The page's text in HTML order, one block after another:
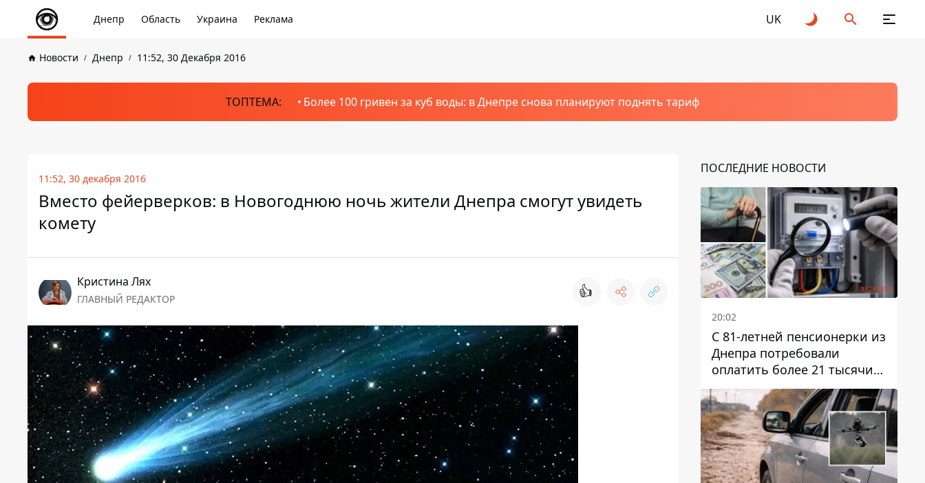
Днепр Область Украина Реклама UK
Новости Днепр 11:52, 30 Декабря 2016
ТОПТЕМА: Более 100 гривен за куб воды: в Днепре снова планируют поднять тариф
11:52, 30 декабря 2016
Вместо фейерверков: в Новогоднюю ночь жители Днепра смогут увидеть
комету
Кристина Лях
ГЛАВНЫЙ РЕДАКТОР 👍
ПОСЛЕДНИЕ НОВОСТИ
20:02
С 81-летней пенсионерки из
Днепра потребовали
оплатить более 21 тысячи
гривен за "вмешательство в
работу счетчика"